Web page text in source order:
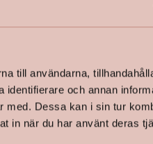
till användarna,
och annan
Dessa kan i sin tur
in när du har använt deras